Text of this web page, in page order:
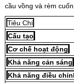
cầu vồng và rèm cuốn.
Tiêu Chí
Cấu tạo
Cơ chế hoạt động
Khả năng cản sáng
Khả năng điều